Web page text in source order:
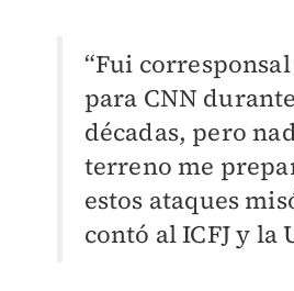
“Fui
para CNN
décadas, pero
terreno me
estos ataques
contó al ICFJ y la